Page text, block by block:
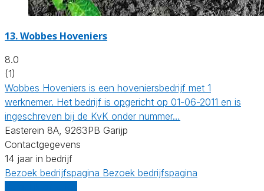
13.Wobbes Hoveniers
8.0
(1)
Wobbes Hoveniers is een hoveniersbedrijf met 1
werknemer. Het bedrijf is opgericht op 01-06-2011 en is
ingeschreven bij de KvK onder nummer…
Easterein 8A, 9263PB Garijp
Contactgegevens
14 jaar in bedrijf
Bezoek bedrijfspagina Bezoek bedrijfspagina